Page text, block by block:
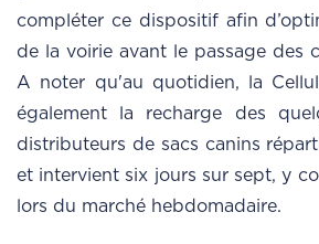
compléter ce dispositif afin
de la voirie avant le passage des
A noter qu'au quotidien, la
également la recharge des
distributeurs de sacs canins
et intervient six jours sur sept, y
lors du marché hebdomadaire.